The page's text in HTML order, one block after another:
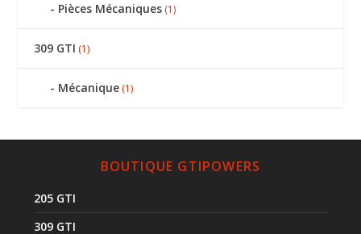
Pièces Mécaniques (1)
309 GTI (1)
Mécanique (1)
BOUTIQUE GTIPOWERS
205 GTI
309 GTI